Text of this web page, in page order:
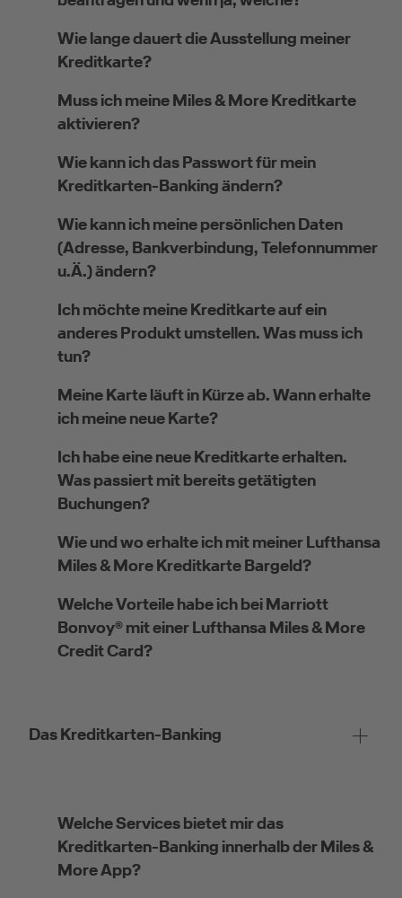
Wie lange dauert die Ausstellung meiner
Kreditkarte?
Muss ich meine Miles & More Kreditkarte
aktivieren?
Wie kann ich das Passwort für mein
Kreditkarten-Banking ändern?
Wie kann ich meine persönlichen Daten
(Adresse, Bankverbindung, Telefonnummer
u.Ä.) ändern?
Ich möchte meine Kreditkarte auf ein
anderes Produkt umstellen. Was muss ich
tun?
Meine Karte läuft in Kürze ab. Wann erhalte
ich meine neue Karte?
Ich habe eine neue Kreditkarte erhalten.
Was passiert mit bereits getätigten
Buchungen?
Wie und wo erhalte ich mit meiner Lufthansa
Miles & More Kreditkarte Bargeld?
Welche Vorteile habe ich bei Marriott
Bonvoy® mit einer Lufthansa Miles & More
Credit Card?
Das Kreditkarten-Banking
Welche Services bietet mir das
Kreditkarten-Banking innerhalb der Miles &
More App?
Kreditkarte beantragen
Suchen Sie eine Kreditkarte für die private oder
geschäftliche Nutzung? Oder möchten Sie
gewünschten Antrag.
Geschäftliche Nutzung